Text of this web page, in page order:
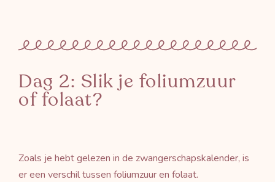
Dag 2: Slik je foliumzuur
of folaat?
Zoals je hebt gelezen in de zwangerschapskalender, is
er een verschil tussen foliumzuur en folaat.